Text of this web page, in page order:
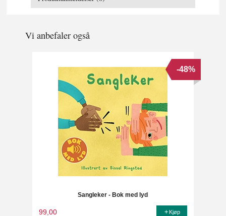
Vi anbefaler også
Sangleker - Bok med lyd
99,00
-48%
Kjøp